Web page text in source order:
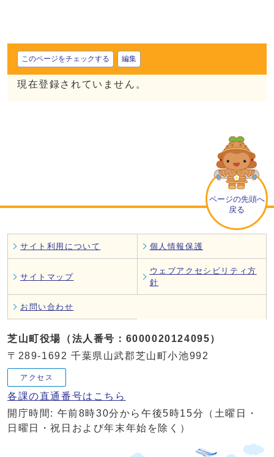
このページをチェックする 編集
現在登録されていません。
ページの先頭へ
戻る
サイト利用について 個人情報保護
サイトマップ
ウェブアクセシビリティ方
針
お問い合わせ
芝山町役場（法人番号：6000020124095）
〒289-1692 千葉県山武郡芝山町小池992
アクセス
各課の直通番号はこちら
開庁時間: 午前8時30分から午後5時15分（土曜日・
日曜日・祝日および年末年始を除く）